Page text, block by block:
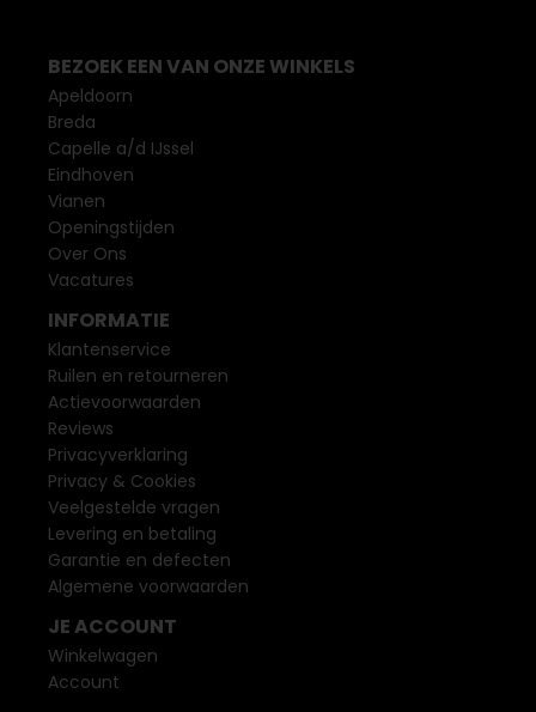
BEZOEK EEN VAN ONZE WINKELS
Apeldoorn
Breda
Capelle a/d IJssel
Eindhoven
Vianen
Openingstijden
Over Ons
Vacatures
INFORMATIE
Klantenservice
Ruilen en retourneren
Actievoorwaarden
Reviews
Privacyverklaring
Privacy & Cookies
Veelgestelde vragen
Levering en betaling
Garantie en defecten
Algemene voorwaarden
JE ACCOUNT
Winkelwagen
Account